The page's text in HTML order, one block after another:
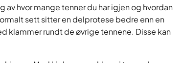
hvor mange tenner du har igjen og hvordan
sett sitter en delprotese bedre enn en
klammer rundt de øvrige tennene. Disse kan